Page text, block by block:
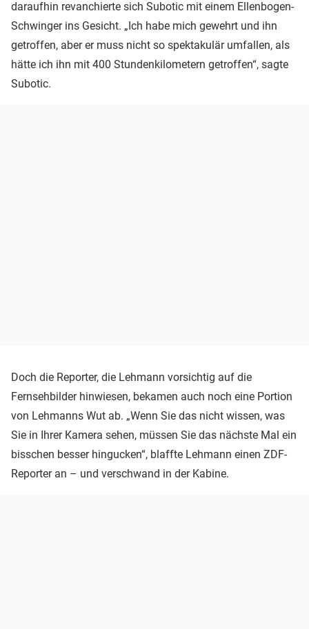
daraufhin revanchierte sich Subotic mit einem Ellenbogen-
Schwinger ins Gesicht. „Ich habe mich gewehrt und ihn
getroffen, aber er muss nicht so spektakulär umfallen, als
hätte ich ihn mit 400 Stundenkilometern getroffen“, sagte
Subotic.
Doch die Reporter, die Lehmann vorsichtig auf die
Fernsehbilder hinwiesen, bekamen auch noch eine Portion
von Lehmanns Wut ab. „Wenn Sie das nicht wissen, was
Sie in Ihrer Kamera sehen, müssen Sie das nächste Mal ein
bisschen besser hingucken“, blaffte Lehmann einen ZDF-
Reporter an – und verschwand in der Kabine.